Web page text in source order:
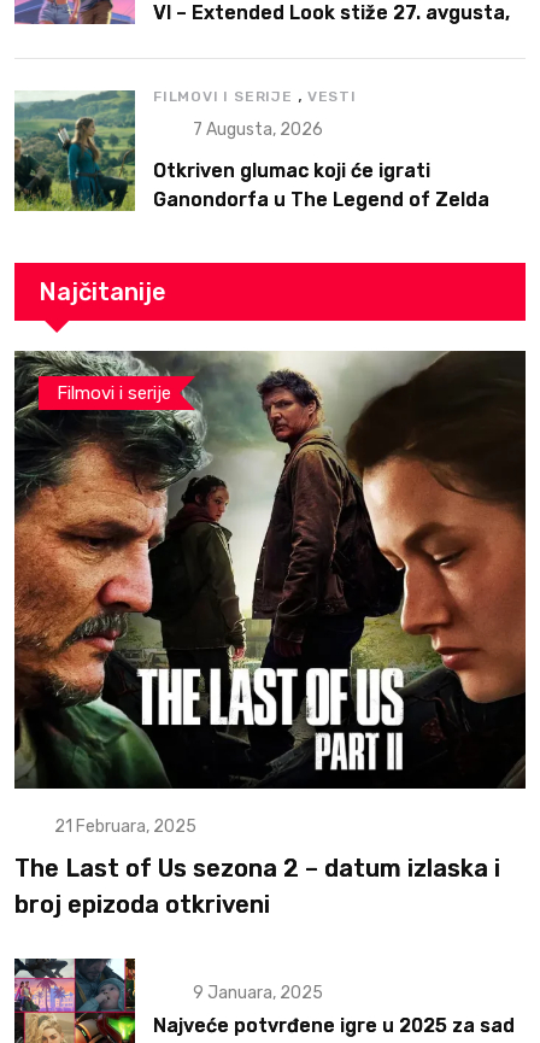
VI – Extended Look stiže 27. avgusta,
FILMOVI I SERIJE , VESTI
7 Augusta, 2026
Otkriven glumac koji će igrati
Ganondorfa u The Legend of Zelda
Najčitanije
Filmovi i serije
21 Februara, 2025
The Last of Us sezona 2 – datum izlaska i
broj epizoda otkriveni
9 Januara, 2025
Najveće potvrđene igre u 2025 za sad